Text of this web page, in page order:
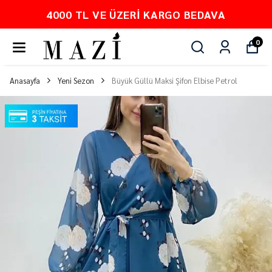
PEŞİN FİYATINA 3 TAKSİT
0
Anasayfa Yeni Sezon Büyük Güllü Maksi Şifon Elbise Petrol